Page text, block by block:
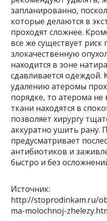
запланированно,
которые делаются в
проходят сложнее.
все же существует
злокачественную
находится в зоне
сдавливается одеждой.
удалению атеромы
порядке, то атерома
ткани находятся в
позволяет хирургу
аккуратно ушить рану.
предусматривает
антибиотиков и
быстро и без
Источник:
http://stoprodinkam.ru/
ma-molochnoj-